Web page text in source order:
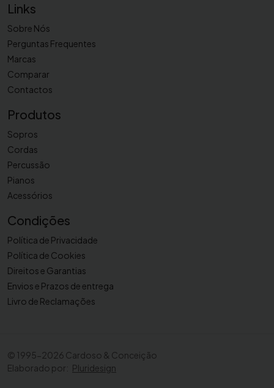
a
r
i
e
t
e
S
b
V
a
n
d
o
r
e
n
B
l
a
i
a
Links
Sobre Nós
Perguntas Frequentes
Marcas
Comparar
Contactos
Produtos
Sopros
Cordas
Percussão
Pianos
Acessórios
Condições
Política de Privacidade
Política de Cookies
Direitos e Garantias
Envios e Prazos de entrega
Livro de Reclamações
© 1995-2026 Cardoso & Conceição
Elaborado por: Pluridesign